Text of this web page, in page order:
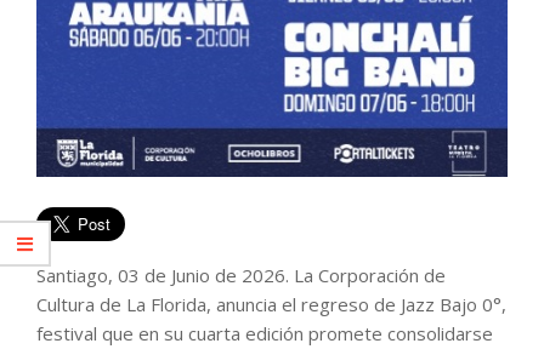
Santiago, 03 de Junio de 2026. La Corporación de
Cultura de La Florida, anuncia el regreso de Jazz Bajo 0°,
festival que en su cuarta edición promete consolidarse